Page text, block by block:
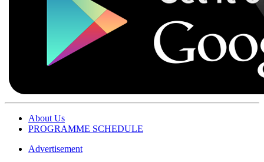
About Us
PROGRAMME SCHEDULE
Advertisement